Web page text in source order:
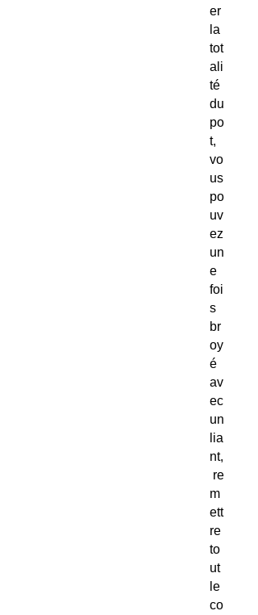
er
la
tot
ali
té
du
po
t,
vo
us
po
uv
ez
un
e
foi
s
br
oy
é
av
ec
un
lia
nt,
re
m
ett
re
to
ut
le
co